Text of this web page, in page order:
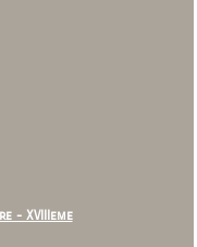
- XVIIIeme